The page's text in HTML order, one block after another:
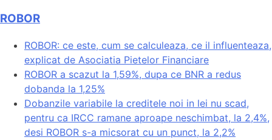
ROBOR
ROBOR: ce este, cum se calculeaza, ce il influenteaza,
explicat de Asociatia Pietelor Financiare
ROBOR a scazut la 1,59%, dupa ce BNR a redus
dobanda la 1,25%
Dobanzile variabile la creditele noi in lei nu scad,
pentru ca IRCC ramane aproape neschimbat, la 2,4%,
desi ROBOR s-a micsorat cu un punct, la 2,2%